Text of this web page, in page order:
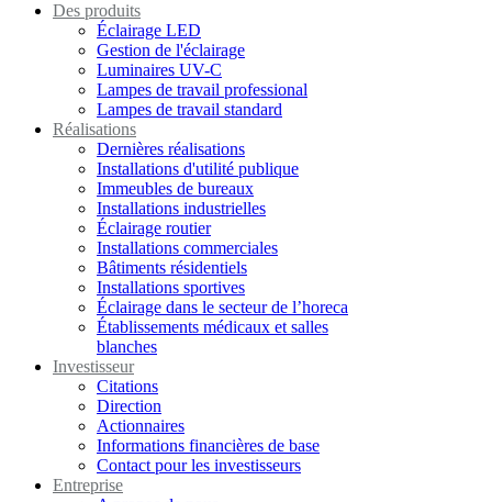
Des produits
Éclairage LED
Gestion de l'éclairage
Luminaires UV-C
Lampes de travail professional
Lampes de travail standard
Réalisations
Dernières réalisations
Installations d'utilité publique
Immeubles de bureaux
Installations industrielles
Éclairage routier
Installations commerciales
Bâtiments résidentiels
Installations sportives
Éclairage dans le secteur de l’horeca
Établissements médicaux et salles
blanches
Investisseur
Citations
Direction
Actionnaires
Informations financières de base
Contact pour les investisseurs
Entreprise